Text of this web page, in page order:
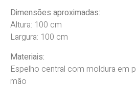
Dimensões aproximadas:
Altura: 100 cm
Largura: 100 cm
Materiais:
Espelho central com moldura em
mão